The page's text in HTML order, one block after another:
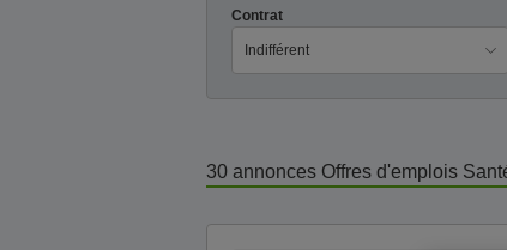
Contrat
30 annonces Offres d'emplois